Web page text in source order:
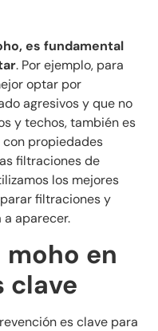
es fundamental
. Por ejemplo, para
optar por
agresivos y que no
y techos, también es
propiedades
filtraciones de
los mejores
filtraciones y
a aparecer.
en
clave
es clave para